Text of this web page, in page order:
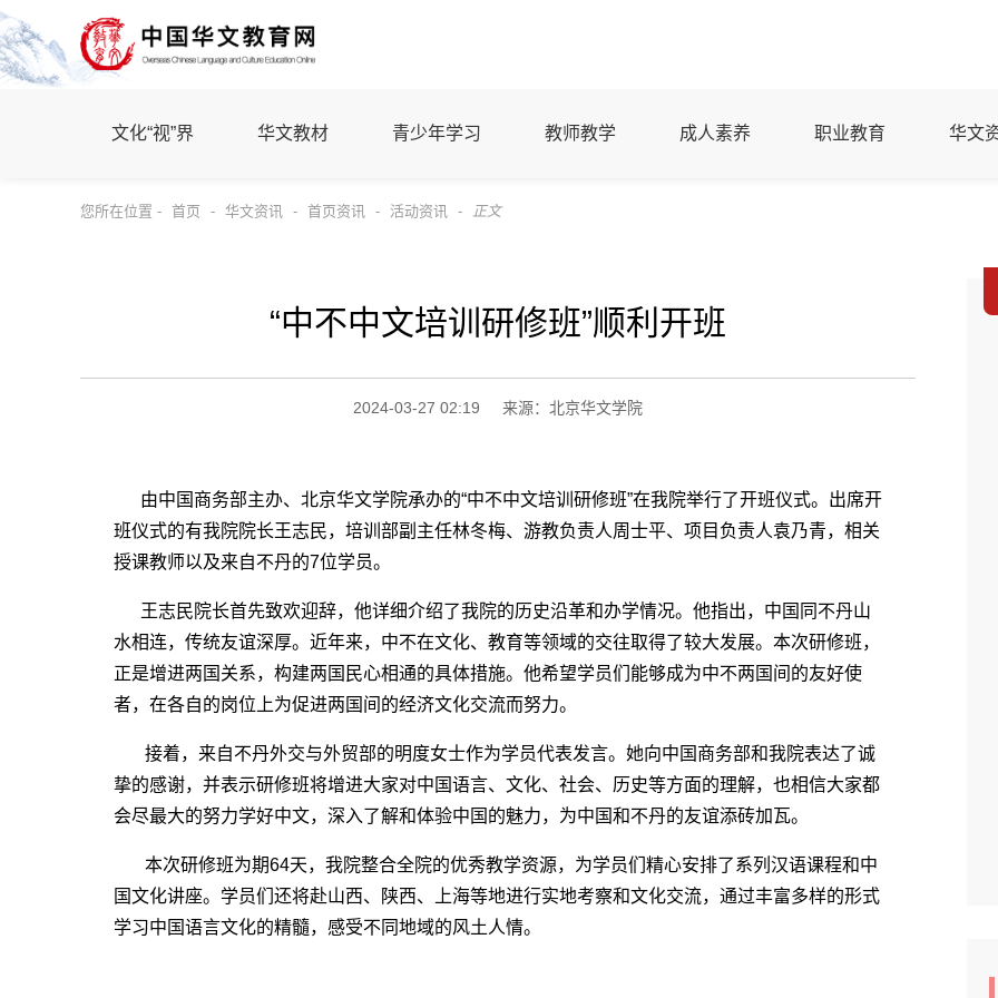
文化“视”界 华文教材 青少年学习 教师教学 成人素养 职业教育 华文
您所在位置 - 首页 - 华文资讯 - 首页资讯 - 活动资讯 - 正文
“中不中文培训研修班”顺利开班
2024-03-27 02:19 来源：北京华文学院
由中国商务部主办、北京华文学院承办的“中不中文培训研修班”在我院举行了开班仪式。出席开
班仪式的有我院院长王志民，培训部副主任林冬梅、游教负责人周士平、项目负责人袁乃青，相关
授课教师以及来自不丹的7位学员。
王志民院长首先致欢迎辞，他详细介绍了我院的历史沿革和办学情况。他指出，中国同不丹山
水相连，传统友谊深厚。近年来，中不在文化、教育等领域的交往取得了较大发展。本次研修班，
正是增进两国关系，构建两国民心相通的具体措施。他希望学员们能够成为中不两国间的友好使
者，在各自的岗位上为促进两国间的经济文化交流而努力。
接着，来自不丹外交与外贸部的明度女士作为学员代表发言。她向中国商务部和我院表达了诚
挚的感谢，并表示研修班将增进大家对中国语言、文化、社会、历史等方面的理解，也相信大家都
会尽最大的努力学好中文，深入了解和体验中国的魅力，为中国和不丹的友谊添砖加瓦。
本次研修班为期64天，我院整合全院的优秀教学资源，为学员们精心安排了系列汉语课程和中
国文化讲座。学员们还将赴山西、陕西、上海等地进行实地考察和文化交流，通过丰富多样的形式
学习中国语言文化的精髓，感受不同地域的风土人情。